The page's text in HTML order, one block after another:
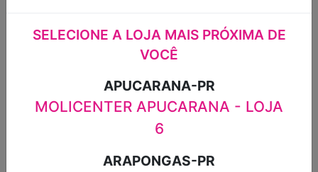
MANGA TOMMY KG
FRUTA MANGA TOMMY KG
R$9,98
SELECIONE A LOJA MAIS PRÓXIMA DE
VOCÊ
APUCARANA-PR
MOLICENTER APUCARANA - LOJA
6
ARAPONGAS-PR